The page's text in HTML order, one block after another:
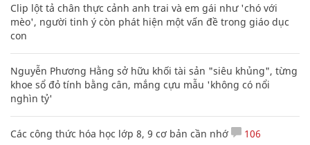
Clip lột tả chân thực cảnh anh trai và em gái như 'chó với
mèo', người tinh ý còn phát hiện một vấn đề trong giáo dục
con
Nguyễn Phương Hằng sở hữu khối tài sản "siêu khủng", từng
khoe sổ đỏ tính bằng cân, mắng cựu mẫu 'không có nổi
nghìn tỷ'
Các công thức hóa học lớp 8, 9 cơ bản cần nhớ 106